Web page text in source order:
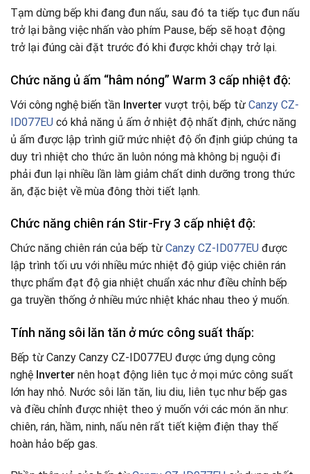
Tạm dừng bếp khi đang đun nấu, sau đó ta tiếp tục đun nấu
trở lại bằng việc nhấn vào phím Pause, bếp sẽ hoạt động
trở lại đúng cài đặt trước đó khi được khởi chạy trở lại.
Chức năng ủ ấm “hâm nóng” Warm 3 cấp nhiệt độ:
Với công nghệ biến tần Inverter vượt trội, bếp từ Canzy CZ-
ID077EU có khả năng ủ ấm ở nhiệt độ nhất định, chức năng
ủ ấm được lập trình giữ mức nhiệt độ ổn định giúp chúng ta
duy trì nhiệt cho thức ăn luôn nóng mà không bị nguội đi
phải đun lại nhiều lần làm giảm chất dinh dưỡng trong thức
ăn, đặc biệt về mùa đông thời tiết lạnh.
Chức năng chiên rán Stir-Fry 3 cấp nhiệt độ:
Chức năng chiên rán của bếp từ Canzy CZ-ID077EU được
lập trình tối ưu với nhiều mức nhiệt độ giúp việc chiên rán
thực phẩm đạt độ gia nhiệt chuẩn xác như điều chỉnh bếp
ga truyền thống ở nhiều mức nhiệt khác nhau theo ý muốn.
Tính năng sôi lăn tăn ở mức công suất thấp:
Bếp từ Canzy Canzy CZ-ID077EU được ứng dụng công
nghệ Inverter nên hoạt động liên tục ở mọi mức công suất
lớn hay nhỏ. Nước sôi lăn tăn, liu diu, liên tục như bếp gas
và điều chỉnh được nhiệt theo ý muốn với các món ăn như:
chiên, rán, hầm, ninh, nấu nên rất tiết kiệm điện thay thế
hoàn hảo bếp gas.